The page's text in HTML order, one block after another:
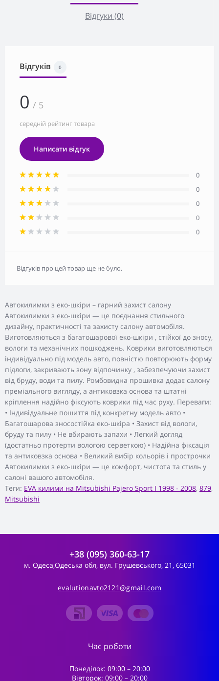
Відгуки (0)
Автокилимки з еко-шкіри – гарний захист салону
Автокилимки з еко-шкіри — це поєднання стильного
дизайну, практичності та захисту салону автомобіля.
Виготовляються з багатошарової еко-шкіри , стійкої до зносу,
вологи та механічних пошкоджень. Коврики виготовляються
індивідуально під модель авто, повністю повторюють форму
підлоги, закривають зону відпочинку , забезпечуючи захист
від бруду, води та пилу. Ромбовидна прошивка додає салону
преміального вигляду, а антиковзка основа та штатні
кріплення надійно фіксують коврики під час руху. Переваги:
• Індивідуальне пошиття під конкретну модель авто •
Багатошарова зносостійка еко-шкіра • Захист від вологи,
бруду та пилу • Не вбирають запахи • Легкий догляд
(достатньо протерти вологою серветкою) • Надійна фіксація
та антиковзка основа • Великий вибір кольорів і прострочки
Автокилимки з еко-шкіри — це комфорт, чистота та стиль у
салоні вашого автомобіля.
Теги: EVA килими на Mitsubishi Pajero Sport I 1998 - 2008, 879,
Mitsubishi
Відгуків 0
0 / 5
середній рейтинг товара
Написати відгук
0
0
0
0
0
Відгуків про цей товар ще не було.
+38 (095) 360-63-17
м. Одеса,Одеська обл, вул. Грушевського, 21, 65031
evalutionavto2121@gmail.com
Час роботи
Понеділок: 09:00 – 20:00
Вівторок: 09:00 – 20:00